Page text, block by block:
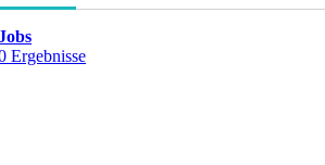
Ergebnisse